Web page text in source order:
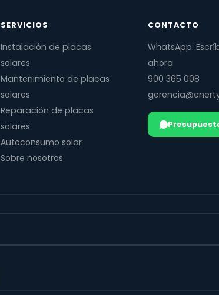
SERVICIOS
Instalación de placas
solares
Mantenimiento de placas
solares
Reparación de placas
solares
Autoconsumo solar
Sobre nosotros
CONTACTO
WhatsApp:
ahora
900 365 008